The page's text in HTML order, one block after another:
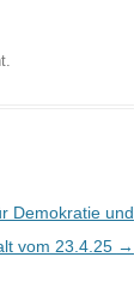
Demokratie und
vom 23.4.25 →